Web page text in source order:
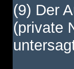
(9) Der
(private